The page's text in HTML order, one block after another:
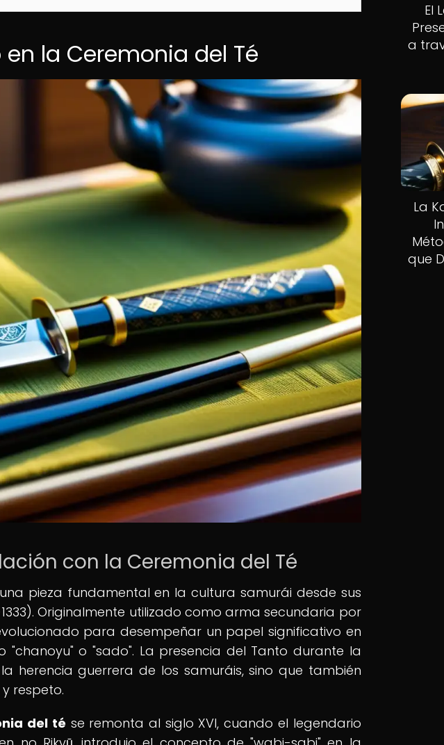
la Ceremonia del Té
con la Ceremonia del Té
pieza fundamental en la cultura samurái desde sus
Originalmente utilizado como arma secundaria por
para desempeñar un papel significativo en
o "sado". La presencia del Tanto durante la
herencia guerrera de los samuráis, sino que también
respeto.
del té se remonta al siglo XVI, cuando el legendario
El
a
La
que